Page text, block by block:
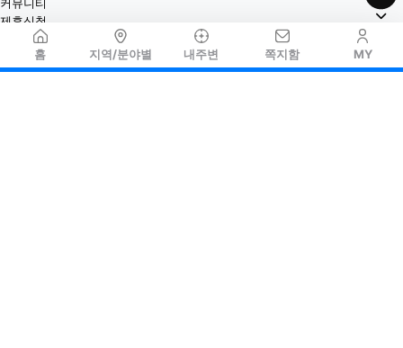
홈 지역/분야별 내주변 쪽지함 MY
제휴신청